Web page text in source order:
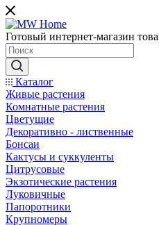
Готовый интернет-магазин
Каталог
Живые растения
Комнатные растения
Цветущие
Декоративно - лиственные
Бонсаи
Кактусы и суккуленты
Цитрусовые
Экзотические растения
Луковичные
Папоротники
Крупномеры